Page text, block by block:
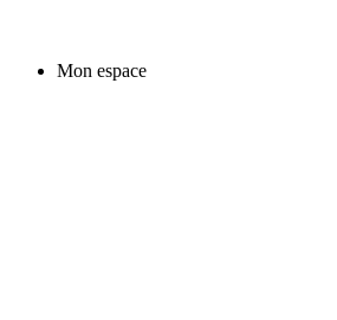
Mon espace